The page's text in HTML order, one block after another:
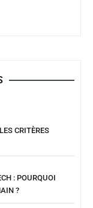
CRITÈRES
: POURQUOI
?